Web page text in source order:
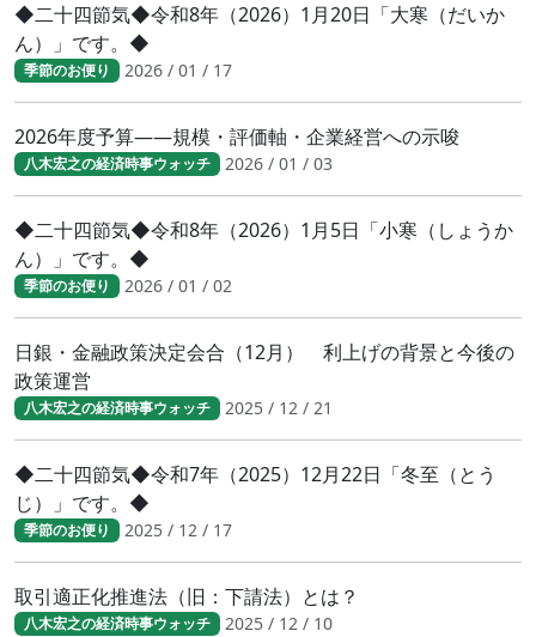
◆二十四節気◆令和8年（2026）1月20日「大寒（だいか
ん）」です。◆
季節のお便り 2026 / 01 / 17
2026年度予算――規模・評価軸・企業経営への示唆
八木宏之の経済時事ウォッチ 2026 / 01 / 03
◆二十四節気◆令和8年（2026）1月5日「小寒（しょうか
ん）」です。◆
季節のお便り 2026 / 01 / 02
日銀・金融政策決定会合（12月） 利上げの背景と今後の
政策運営
八木宏之の経済時事ウォッチ 2025 / 12 / 21
◆二十四節気◆令和7年（2025）12月22日「冬至（とう
じ）」です。◆
季節のお便り 2025 / 12 / 17
取引適正化推進法（旧：下請法）とは？
八木宏之の経済時事ウォッチ 2025 / 12 / 10